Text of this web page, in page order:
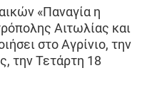
«Παναγία η
Αιτωλίας και
στο Αγρίνιο, την
την Τετάρτη 18